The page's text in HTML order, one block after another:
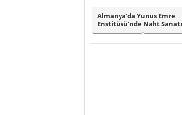
Almanya'da Yunus Emre
Enstitüsü'nde Naht Sanatı
Sergisi Ziya..